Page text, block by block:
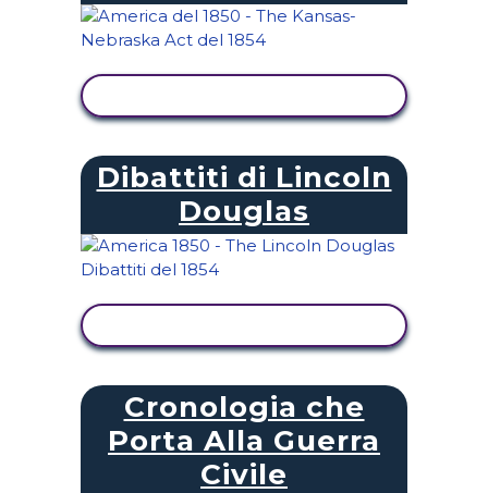
Dibattiti di Lincoln
Douglas
Cronologia che
Porta Alla Guerra
Civile